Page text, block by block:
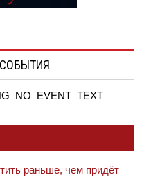
раньше, чем придёт